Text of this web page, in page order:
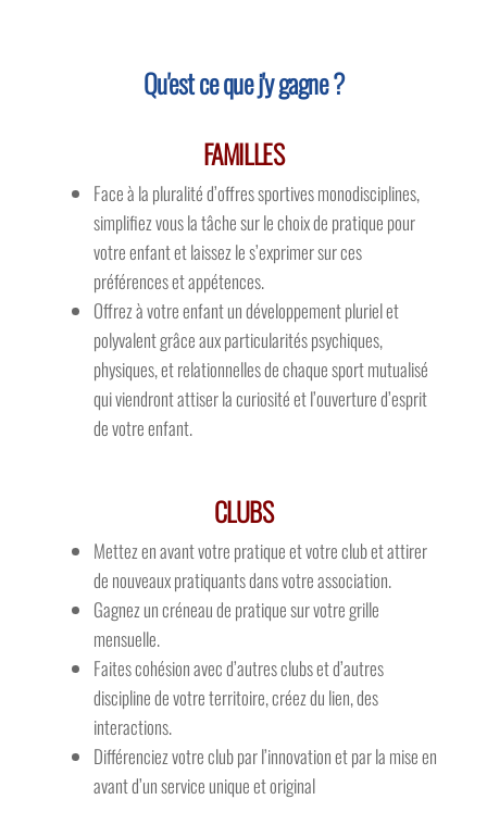
Qu'est ce que j'y gagne ?
FAMILLES
Face à la pluralité d’offres sportives monodisciplines,
simplifiez vous la tâche sur le choix de pratique pour
votre enfant et laissez le s’exprimer sur ces
préférences et appétences.
Offrez à votre enfant un développement pluriel et
polyvalent grâce aux particularités psychiques,
physiques, et relationnelles de chaque sport mutualisé
qui viendront attiser la curiosité et l’ouverture d’esprit
de votre enfant.
CLUBS
Mettez en avant votre pratique et votre club et attirer
de nouveaux pratiquantsdans votre association.
Gagnez un créneau de pratique sur votre grille
mensuelle.
Faites cohésion avec d’autres clubs et d’autres
discipline de votre territoire, créez du lien, des
interactions.
Différenciez votre club par l’innovation et par la mise en
avant d’un service unique et original